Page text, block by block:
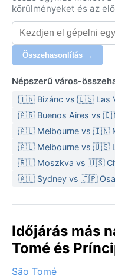
körülményeket és az
Összehasonlítás →
Népszerű város-
🇹🇷 Bizánc vs 🇺🇸 Las
🇦🇷 Buenos Aires vs
🇦🇺 Melbourne vs 🇮🇳
🇦🇺 Melbourne vs 🇺🇸
🇷🇺 Moszkva vs 🇺🇸
🇦🇺 Sydney vs 🇯🇵
Időjárás más
Tomé és
São Tomé